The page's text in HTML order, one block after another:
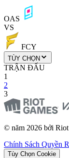
OAS
VS
FCY
TÙY CHỌN
TRẬN ĐẤU
1
2
3
© năm 2026 bởi
Chính Sách Quyền
Tùy Chọn Cookie